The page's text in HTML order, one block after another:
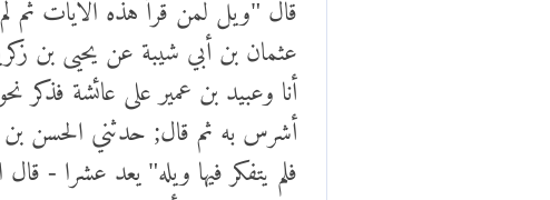
عثمان بن أبي شيبة عن يحيى بن
أنا وعبيد بن عمير على عائشة فذكر
أشرس به ثم قال; حدثني الحسن بن
فلم يتفكر فيها ويله" يعد عشرا -